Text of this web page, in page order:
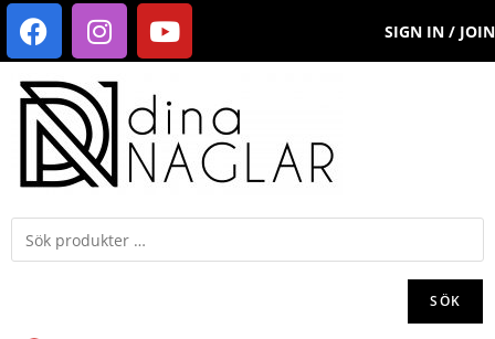
SIGN IN / JOIN
SÖK